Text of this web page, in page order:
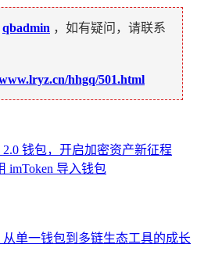
qbadmin ，如有疑问，请联系
hhgq/501.html
2.0 钱包，开启加密资产新征程
imToken 导入钱包
从单一钱包到多链生态工具的成长